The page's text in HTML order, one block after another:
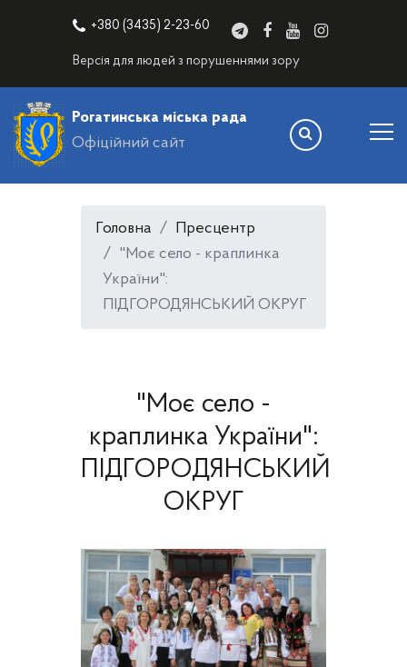
+380 (3435) 2-23-60
Версія для людей з порушеннями зору
Рогатинська міська рада
Офіційний сайт
Головна
Пресцентр
"Моє село - краплинка
України":
ПІДГОРОДЯНСЬКИЙ ОКРУГ
"Моє село -
краплинка України":
ПІДГОРОДЯНСЬКИЙ
ОКРУГ